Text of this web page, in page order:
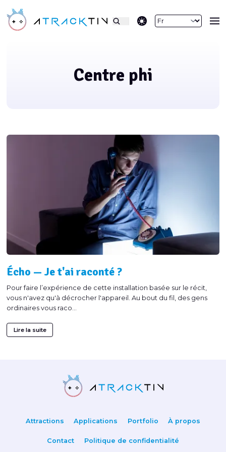
theme switcher
Centre phi
Écho — Je t'ai raconté ?
Pour faire l’expérience de cette installation basée sur le récit,
vous n'avez qu'à décrocher l'appareil. Au bout du fil, des gens
ordinaires vous raco...
Lire la suite
Attractions Applications Portfolio À propos
Contact Politique de confidentialité